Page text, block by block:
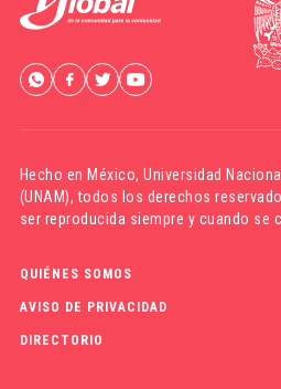
Hecho en México,Universidad
(UNAM), todos los derechos
ser reproducida siempre y cuando se
QUIÉNES SOMOS
AVISO DE PRIVACIDAD
DIRECTORIO